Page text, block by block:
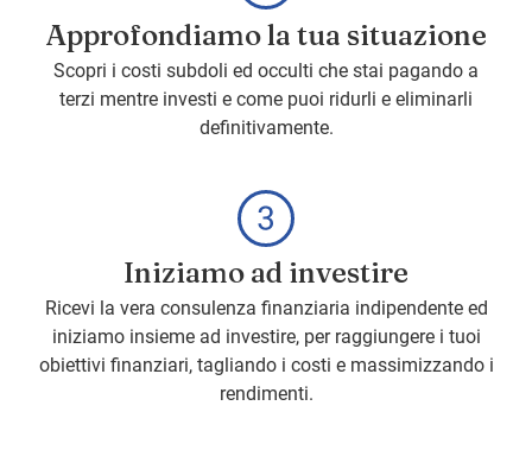
Approfondiamo la tua situazione
Scopri i costi subdoli ed occulti che stai pagando a
terzi mentre investi e come puoi ridurli e eliminarli
definitivamente.
Iniziamo ad investire
Ricevi la vera consulenza finanziaria indipendente ed
iniziamo insieme ad investire, per raggiungere i tuoi
obiettivi finanziari, tagliando i costi e massimizzando i
rendimenti.